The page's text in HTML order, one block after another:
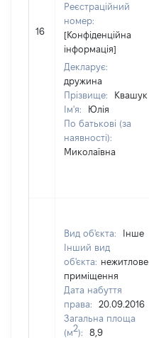
16
Реєстраційний
номер:
[Конфіденційна
інформація]
Декларує:
дружина
Прізвище:
Квашук
Ім'я:
Юлія
По батькові (за
наявності):
Миколаївна
Вид об'єкта:
Інше
Інший вид
об'єкта: нежитлове
приміщення
Дата набуття
права:
20.09.2016
Загальна площа
(м2):
8,9